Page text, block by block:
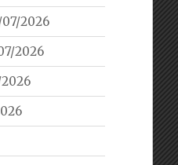
2026
2026